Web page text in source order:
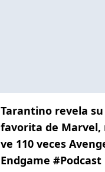
Tarantino revela
favorita de Marvel,
ve 110 veces
Endgame #Podcast